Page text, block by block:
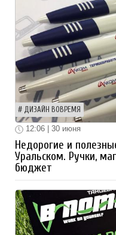
ДИЗАЙН ВОВРЕМЯ
12:06 | 30 июня
Недорогие и
Уральском. Ручки,
бюджет